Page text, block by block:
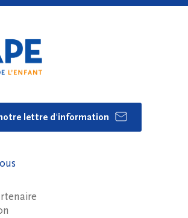
lettre d'information